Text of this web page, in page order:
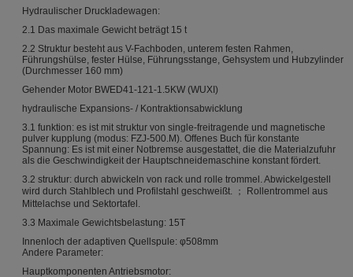
Hydraulischer Druckladewagen:
2.1 Das maximale Gewicht beträgt 15 t
2.2 Struktur besteht aus V-Fachboden, unterem festen Rahmen,
Führungshülse, fester Hülse, Führungsstange, Gehsystem und Hubzylinder
(Durchmesser 160 mm)
Gehender Motor BWED41-121-1.5KW (WUXI)
hydraulische Expansions- / Kontraktionsabwicklung
3.1 funktion: es ist mit struktur von single-freitragende und magnetische
pulver kupplung (modus: FZJ-500.M). Offenes Buch für konstante
Spannung: Es ist mit einer Notbremse ausgestattet, die die Materialzufuhr
als die Geschwindigkeit der Hauptschneidemaschine konstant fördert.
3.2 struktur: durch abwickeln von rack und rolle trommel. Abwickelgestell
wird durch Stahlblech und Profilstahl geschweißt. ； Rollentrommel aus
Mittelachse und Sektortafel.
3.3 Maximale Gewichtsbelastung: 15T
Innenloch der adaptiven Quellspule: φ508mm
Andere Parameter:
Hauptkomponenten Antriebsmotor: